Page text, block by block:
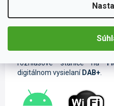
pripojenia sa nemusíte
nahrávky zo svojho
ruke telefón alebo
rozhlasové stanice na
digitálnom vysielaní DAB+